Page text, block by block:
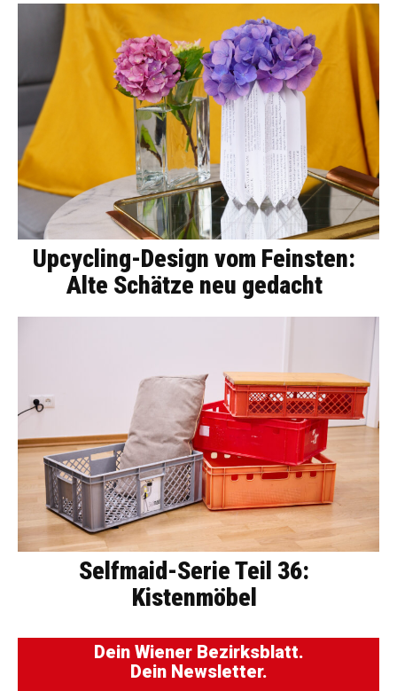
Upcycling-Design vom Feinsten:
Alte Schätze neu gedacht
Selfmaid-Serie Teil 36:
Kistenmöbel
Dein Wiener Bezirksblatt.
Dein Newsletter.